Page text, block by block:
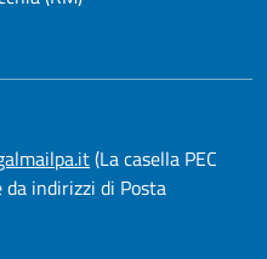
(La casella PEC
indirizzi di Posta